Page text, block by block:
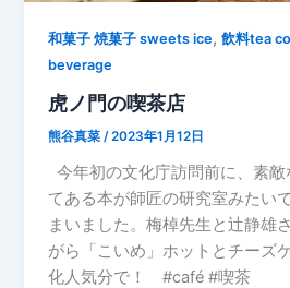
和菓子 焼菓子 sweets ice,飲料tea
beverage
虎ノ門の喫茶店
熊谷真菜/2023年1月12日
今年初の文化庁訪問前に、素
てある本が師匠の研究室みたい
まいました。梅棹先生と辻静雄
がら「こいめ」ホットとチーズ
化人気分で！ #café #喫茶